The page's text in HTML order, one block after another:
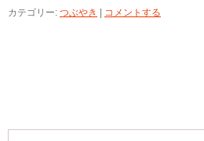
カテゴリー: つぶやき コメントする